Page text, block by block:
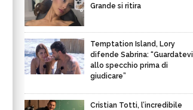
Grande si ritira
Temptation Island, Lory
difende Sabrina: “Guardatevi
allo specchio prima di
giudicare”
Cristian Totti, l’incredibile